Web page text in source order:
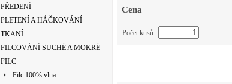
PŘEDENÍ
PLETENÍ A HÁČKOVÁNÍ
TKANÍ
FILCOVÁNÍ SUCHÉ A MOKRÉ
FILC
Filc 100% vlna
Cena
Počet kusů